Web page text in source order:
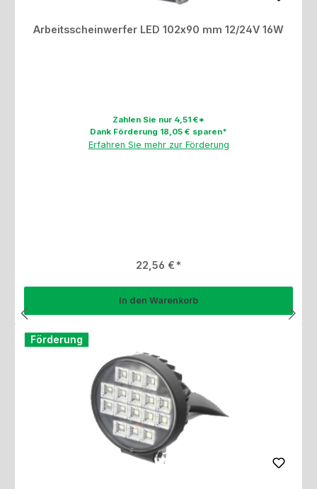
Arbeitsscheinwerfer LED 102x90 mm 12/24V 16W
Zahlen Sie nur 4,51 €*
Dank Förderung 18,05 € sparen*
Erfahren Sie mehr zur Förderung
Regulärer Preis:
22,56 €
In den Warenkorb
Förderung